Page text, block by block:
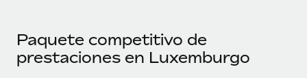
Paquete competitivo de
prestaciones en Luxemburgo